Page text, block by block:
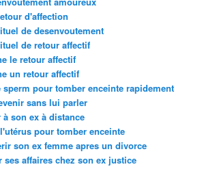
d'affection
de desenvoutement
de retour affectif
le retour affectif
un retour affectif
pour tomber enceinte rapidement
sans lui parler
son ex à distance
pour tomber enceinte
son ex femme apres un divorce
ses affaires chez son ex justice